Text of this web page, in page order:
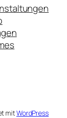
mitWordPress